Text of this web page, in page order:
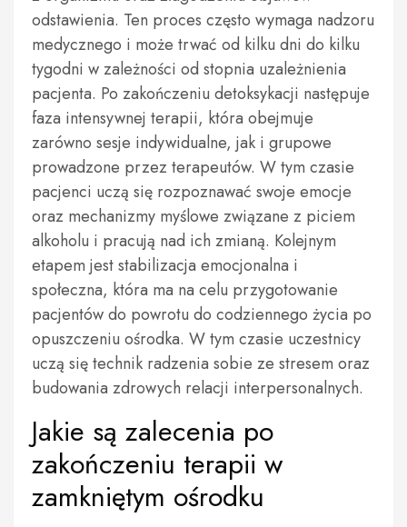
odstawienia. Ten proces często wymaga nadzoru
medycznego i może trwać od kilku dni do kilku
tygodni w zależności od stopnia uzależnienia
pacjenta. Po zakończeniu detoksykacji następuje
faza intensywnej terapii, która obejmuje
zarówno sesje indywidualne, jak i grupowe
prowadzone przez terapeutów. W tym czasie
pacjenci uczą się rozpoznawać swoje emocje
oraz mechanizmy myślowe związane z piciem
alkoholu i pracują nad ich zmianą. Kolejnym
etapem jest stabilizacja emocjonalna i
społeczna, która ma na celu przygotowanie
pacjentów do powrotu do codziennego życia po
opuszczeniu ośrodka. W tym czasie uczestnicy
uczą się technik radzenia sobie ze stresem oraz
budowania zdrowych relacji interpersonalnych.
Jakie są zalecenia po
zakończeniu terapii w
zamkniętym ośrodku